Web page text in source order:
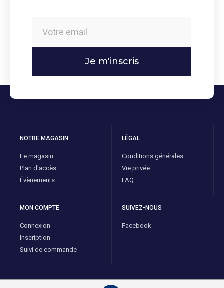
Je m'inscris
NOTRE MAGASIN
Le magasin
Plan d'accès
Évènements
LÉGAL
Conditions générales
Vie privée
FAQ
MON COMPTE
Connexion
Inscription
Suivi de commande
SUIVEZ-NOUS
Facebook